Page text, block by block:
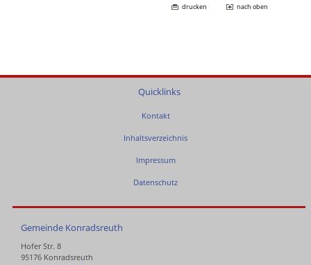
drucken nach oben
Quicklinks
Kontakt
Inhaltsverzeichnis
Impressum
Datenschutz
Gemeinde Konradsreuth
Hofer Str. 8
95176 Konradsreuth